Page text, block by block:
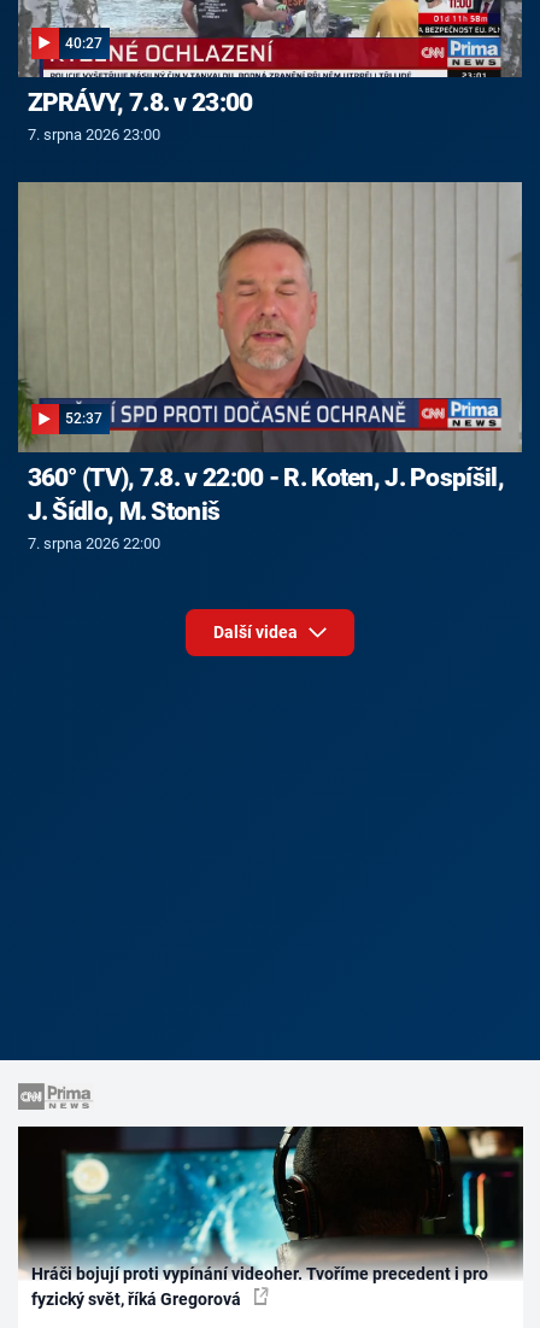
40:27
ZPRÁVY, 7.8. v 23:00
7. srpna 2026 23:00
52:37
360° (TV), 7.8. v 22:00 - R. Koten, J. Pospíšil,
J. Šídlo, M. Stoniš
7. srpna 2026 22:00
Další videa
Hráči bojují proti vypínání videoher. Tvoříme precedent i pro
fyzický svět, říká Gregorová